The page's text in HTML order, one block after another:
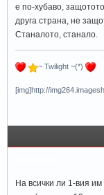
е по-хубаво,
друга страна, не
Станалото, станало.
~ Twilight ~(*)
[img]http://
На всички ли 1-вия